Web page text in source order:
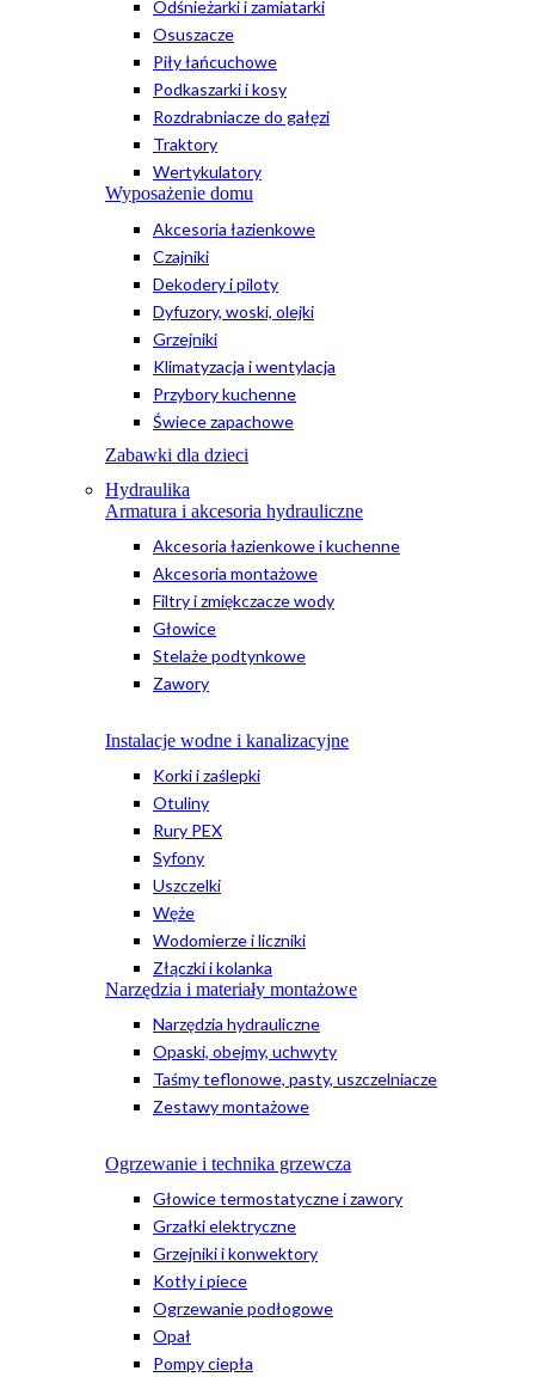
Odśnieżarki i zamiatarki
Osuszacze
Piły łańcuchowe
Podkaszarki i kosy
Rozdrabniacze do gałęzi
Traktory
Wertykulatory
Wyposażenie domu
Akcesoria łazienkowe
Czajniki
Dekodery i piloty
Dyfuzory, woski, olejki
Grzejniki
Klimatyzacja i wentylacja
Przybory kuchenne
Świece zapachowe
Zabawki dla dzieci
Hydraulika
Armatura i akcesoria hydrauliczne
Akcesoria łazienkowe i kuchenne
Akcesoria montażowe
Filtry i zmiękczacze wody
Głowice
Stelaże podtynkowe
Zawory
Instalacje wodne i kanalizacyjne
Korki i zaślepki
Otuliny
Rury PEX
Syfony
Uszczelki
Węże
Wodomierze i liczniki
Złączki i kolanka
Narzędzia i materiały montażowe
Narzędzia hydrauliczne
Opaski, obejmy, uchwyty
Taśmy teflonowe, pasty, uszczelniacze
Zestawy montażowe
Ogrzewanie i technika grzewcza
Głowice termostatyczne i zawory
Grzałki elektryczne
Grzejniki i konwektory
Kotły i piece
Ogrzewanie podłogowe
Opał
Pompy ciepła